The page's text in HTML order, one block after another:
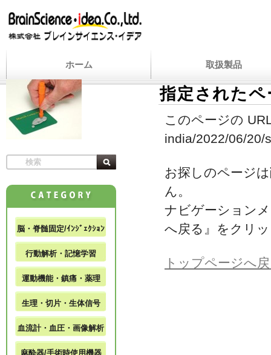
ホーム 取扱製品
指定された
このページの
india/2022/06/20/
お探しのページ
ん。
ナビゲーション
へ戻る』をクリ
トップページへ
脳・脊髄固定/ｲﾝｼﾞｪｸｼｮﾝ
行動解析・記憶学習
運動機能・鎮痛・薬理
生理・切片・生体信号
血流計・血圧・画像解析
麻酔器/手術時使用機器